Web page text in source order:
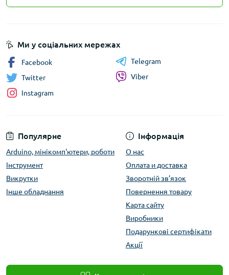
Популярне
Arduino, мінікомп'ютери, роботи
Інструмент
Викрутки
Інше обладнання
Інформація
О нас
Оплата и доставка
Зворотній зв’язок
Повернення товару
Карта сайту
Виробники
Подарункові сертифікати
Акції
Ми у соціальних мережах
Facebook
Twitter
Instagram
Telegram
Viber